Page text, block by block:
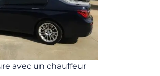
avec un chauffeur